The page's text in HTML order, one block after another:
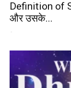
Definition of
और उसके...
-